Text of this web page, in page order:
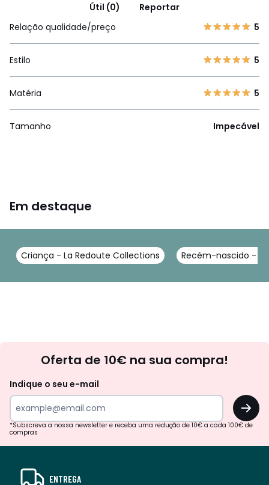
Útil (0)
Reportar
Relação qualidade/preço
5
Estilo 5
Matéria 5
Tamanho Impecável
Em destaque
Criança - La Redoute Collections Recém-nascido -
Oferta de 10€ na sua compra!
Indique o seu e-mail
OK
*Subscreva a nossa newsletter e receba uma redução de 10€ a cada 100€ de
compras
ENTREGA